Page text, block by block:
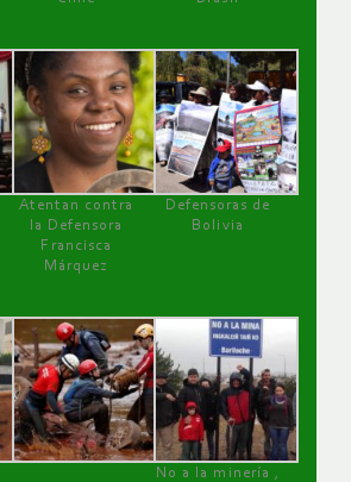
Atentan contra
la Defensora
Francisca
Márquez
Defensoras de
Bolivia
No a la minería ,